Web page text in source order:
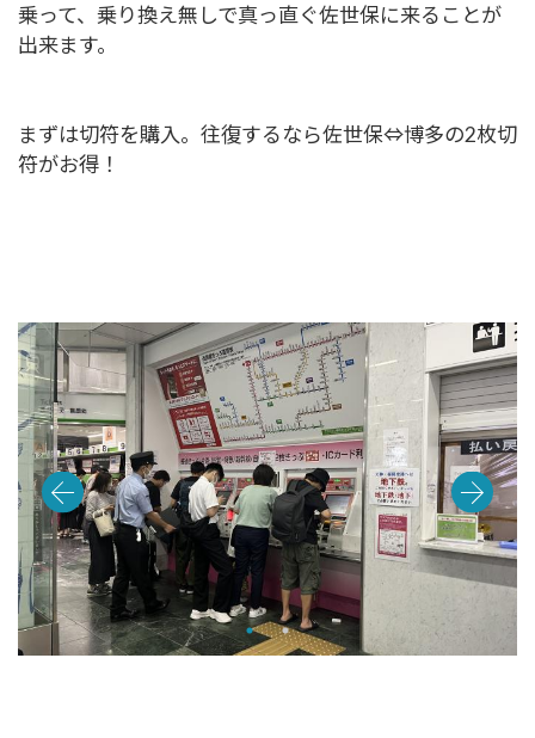
乗って、乗り換え無しで真っ直ぐ佐世保に来ることが
出来ます。
まずは切符を購入。往復するなら佐世保⇔博多の2枚切
符がお得！